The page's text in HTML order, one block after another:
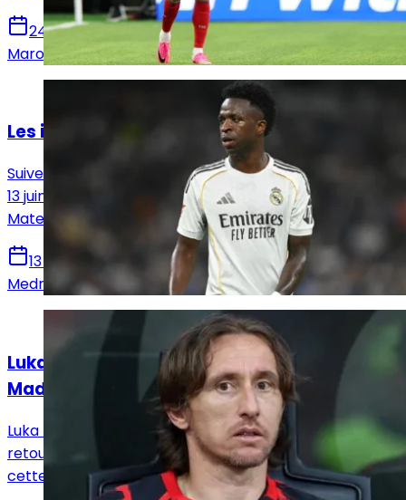
24 juin 2026
Marouene Ghariani
Les infos mercatos du Real Madrid du 13 juin
Suivez l'actualité mercato du Real Madrid de ce samedi
13 juin avec au programme des informations sur
Mateus Fernandes et les indésirables du club.
13 juin 2026
Medric Bouzermane
Actualités
Luka Modrić bientôt de retour au Real
Madrid ?
Luka Modrić, légende du Real Madrid, pourrait faire son
retour à la Casa Blanca après la fin de sa carrière,
cette fois dans un rôle en dehors du terrain.